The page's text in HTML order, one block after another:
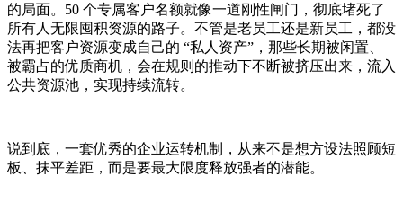
的局面。50 个专属客户名额就像一道刚性闸门，彻底堵死了
所有人无限囤积资源的路子。不管是老员工还是新员工，都没
法再把客户资源变成自己的 “私人资产”，那些长期被闲置、
被霸占的优质商机，会在规则的推动下不断被挤压出来，流入
公共资源池，实现持续流转。
说到底，一套优秀的企业运转机制，从来不是想方设法照顾短
板、抹平差距，而是要最大限度释放强者的潜能。